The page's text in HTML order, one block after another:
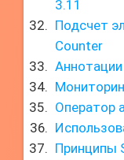
3.11
Подсчет
Counter
Оператор
Принципы